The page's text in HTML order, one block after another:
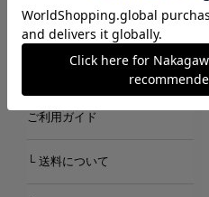
LINE Instagram X
ご利用ガイド
└ 送料について